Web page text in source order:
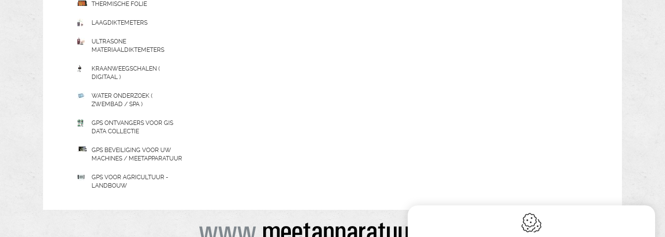
THERMISCHE FOLIE
LAAGDIKTEMETERS
ULTRASONE
MATERIAALDIKTEMETERS
KRAANWEEGSCHALEN (
DIGITAAL )
WATER ONDERZOEK (
ZWEMBAD / SPA )
GPS ONTVANGERS VOOR GIS
DATA COLLECTIE
GPS BEVEILIGING VOOR UW
MACHINES / MEETAPPARATUUR
GPS VOOR AGRICULTUUR -
LANDBOUW